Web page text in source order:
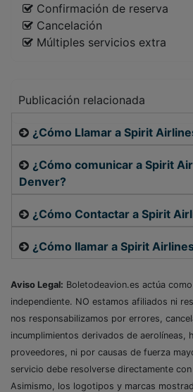
Confirmación de reserva
Cancelación
Múltiples servicios extra
Publicación relacionada
¿Cómo Llamar a Spirit
¿Cómo comunicar a Spirit
Denver?
¿Cómo Contactar a Spirit
¿Cómo llamar a Spirit
Aviso Legal: Boletodeavion.es actúa
independiente. NO estamos afiliados ni
nos responsabilizamos por errores,
incumplimientos derivados de aerolíneas,
proveedores, ni por causas de fuerza
servicio debe resolverse directamente
Asimismo, los logotipos y marcas